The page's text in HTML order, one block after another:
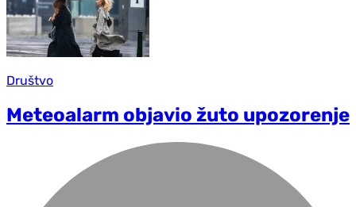
Društvo
Meteoalarm objavio žuto upozorenje